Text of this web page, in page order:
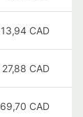
13,94 CAD
27,88 CAD
69,70 CAD